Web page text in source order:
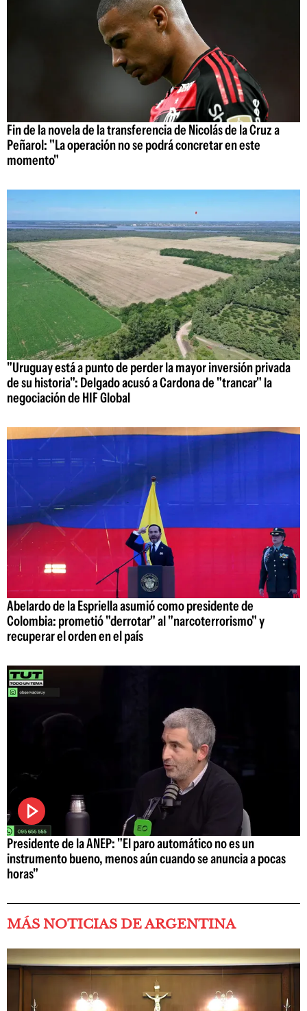
Fin de la novela de la transferencia de Nicolás de la Cruz a
Peñarol: "La operación no se podrá concretar en este
momento"
"Uruguay está a punto de perder la mayor inversión privada
de su historia": Delgado acusó a Cardona de "trancar" la
negociación de HIF Global
Abelardo de la Espriella asumió como presidente de
Colombia: prometió "derrotar" al "narcoterrorismo" y
recuperar el orden en el país
Presidente de la ANEP: "El paro automático no es un
instrumento bueno, menos aún cuando se anuncia a pocas
horas"
MÁS NOTICIAS DE ARGENTINA